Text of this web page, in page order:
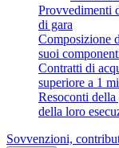
Provvedimenti
di gara
Composizione
suoi
Contratti di
superiore a 1
Resoconti
della loro
Sovvenzioni,